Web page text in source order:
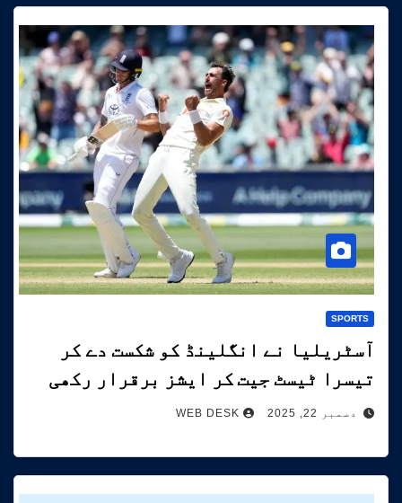
SPORTS
آسٹریلیا نے انگلینڈ کو شکست دے کر
تیسرا ٹیسٹ جیت کر ایشز برقرار رکھی
دسمبر 22, 2025 WEB DESK